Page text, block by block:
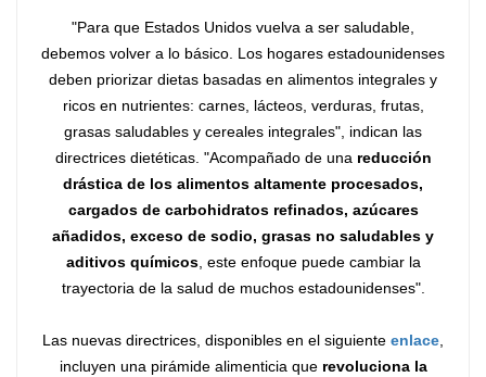
"Para que Estados Unidos vuelva a ser saludable,
debemos volver a lo básico. Los hogares estadounidenses
deben priorizar dietas basadas en alimentos integrales y
ricos en nutrientes: carnes, lácteos, verduras, frutas,
grasas saludables y cereales integrales", indican las
directrices dietéticas. "Acompañado de una reducción
drástica de los alimentos altamente procesados,
cargados de carbohidratos refinados, azúcares
añadidos, exceso de sodio, grasas no saludables y
aditivos químicos, este enfoque puede cambiar la
trayectoria de la salud de muchos estadounidenses".
Las nuevas directrices, disponibles en el siguiente enlace
incluyen una pirámide alimenticia que revoluciona la